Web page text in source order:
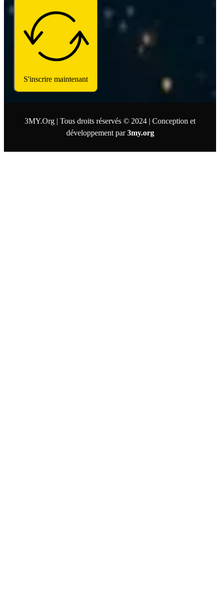
S'inscrire maintenant
3MY.Org | Tous droits réservés © 2024 | Conception et
développement par3my.org